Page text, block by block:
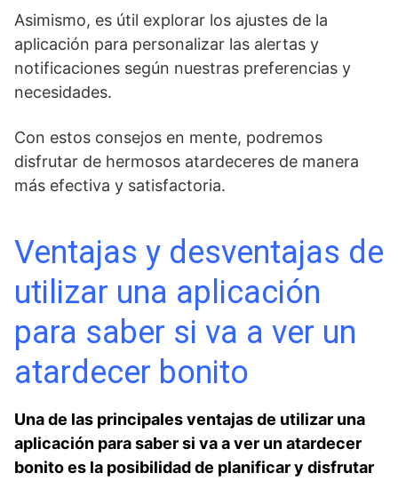
Asimismo, es útil explorar los ajustes de ​la
aplicación para personalizar las alertas y
notificaciones según nuestras preferencias ​y
necesidades.
Con estos consejos en mente,‌ podremos
disfrutar de hermosos atardeceres de manera
más efectiva y satisfactoria.
Ventajas y desventajas de
utilizar una aplicación
para saber si va a ver⁤ un
atardecer bonito
Una de las principales ‌ventajas de utilizar una
aplicación para saber si va a ver un atardecer
bonito es​ la posibilidad de ⁤planificar y​ disfrutar